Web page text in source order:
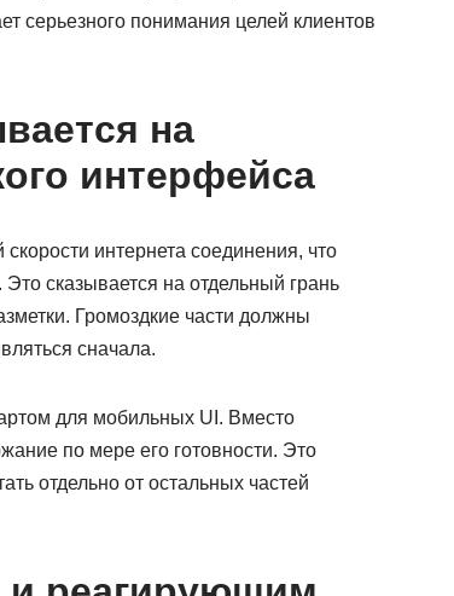
серьезного понимания целей клиентов
на
интерфейса
интернета соединения, что
сказывается на отдельный грань
Громоздкие части должны
сначала.
для мобильных UI. Вместо
по мере его готовности. Это
отдельно от остальных частей